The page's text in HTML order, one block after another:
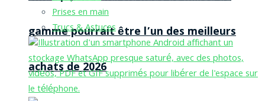
gamme pourrait être l’un des meilleurs
achats de 2026
Prises en main
Trucs & Astuces